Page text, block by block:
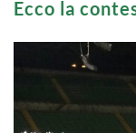
Ecco la